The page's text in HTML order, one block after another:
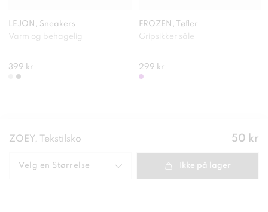
LEJON, Sneakers
Varm og behagelig
399 kr
FROZEN, Tøfler
Gripsikker såle
299 kr
ZOEY, Tekstilsko Pris:
50 kr
Velg en Størrelse Ikke på lager